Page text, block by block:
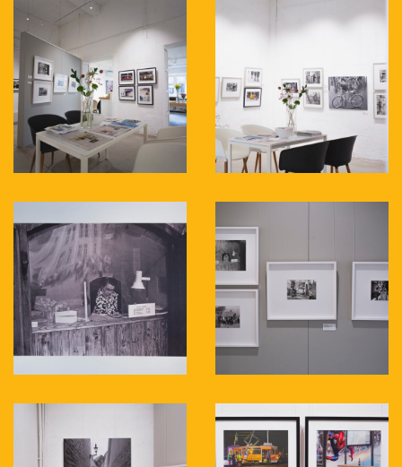
mitmekesisest materjalist, tuntud ja
veel tundmatutest autoritest ja see on
kõigest jäämäe tipp. Kindlasti on veel
avastamata autoreid nii vanemast ajast
kui tänapäevast keda ehk käesolev
näitus inspireerib järgmise
ülevaatenäituse üleskutse tarvis töid
esitama.
Näitusele valitud tööd pärinevad 2020
aasta varakevadel välja kuulutatud
avalikule üleskutsele vastanud
fotograafidelt, Fotomuuseumi kogust ja
erakogudest. Väljapanek sisaldab
arvukalt hõbeželatiintehnikas
autoritrükke ning tänapäevaseid
väljatrükke.
Näitusel on eksponeeritud kokku 91